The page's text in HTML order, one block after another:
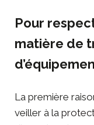
Pour
matière de
La première
veiller à la